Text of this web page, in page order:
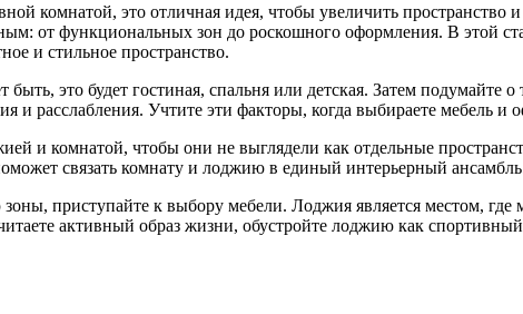
комнатой, это отличная идея, чтобы увеличить
от функциональных зон до роскошного оформления. В этой
и стильное пространство.
это будет гостиная, спальня или детская. Затем подумайте
и расслабления. Учтите эти факторы, когда выбираете мебель и
и комнатой, чтобы они не выглядели как отдельные
связать комнату и лоджию в единый интерьерный
приступайте к выбору мебели. Лоджия является местом,
активный образ жизни, обустройте лоджию как